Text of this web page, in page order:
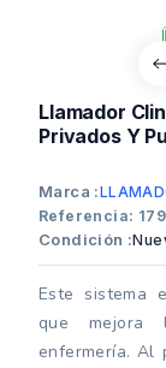
Llamador
Privados Y
Marca :
Referencia:
Condición :
Este sistema
que mejora
enfermería. Al